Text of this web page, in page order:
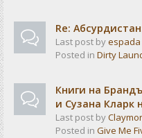
Re:
Last post by
Posted in Dirty
Книги на
и Сузана Кларк
Last post by
Posted in Give Me